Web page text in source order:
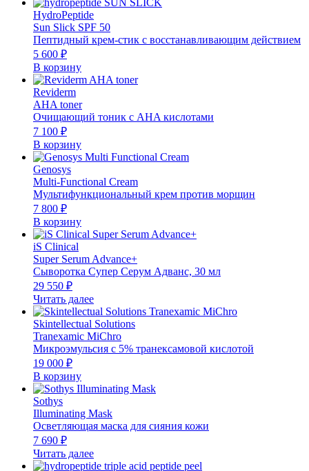
HydroPeptide
Sun Slick SPF 50
Пептидный крем-стик с восстанавливающим действием
5 600 ₽
В корзину
Reviderm
AHA toner
Очищающий тоник с AHA кислотами
7 100 ₽
В корзину
Genosys
Multi-Functional Cream
Мультифункциональный крем против морщин
7 800 ₽
В корзину
iS Clinical
Super Serum Advance+
Сыворотка Супер Серум Адванс, 30 мл
29 550 ₽
Читать далее
Skintellectual Solutions
Tranexamic MiChro
Микроэмульсия с 5% транексамовой кислотой
19 000 ₽
В корзину
Sothys
Illuminating Mask
Осветляющая маска для сияния кожи
7 690 ₽
Читать далее